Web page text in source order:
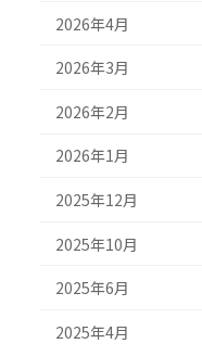
2026年4月
2026年3月
2026年2月
2026年1月
2025年12月
2025年10月
2025年6月
2025年4月